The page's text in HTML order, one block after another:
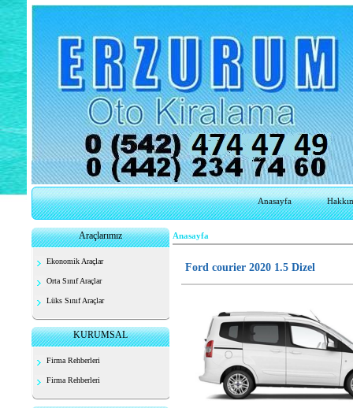
Anasayfa
Araçlarımız
Ekonomik Araçlar
Orta Sınıf Araçlar
Lüks Sınıf Araçlar
KURUMSAL
Firma Rehberleri
Firma Rehberleri
Anasayfa
Ford courier 2020 1.5 Dizel